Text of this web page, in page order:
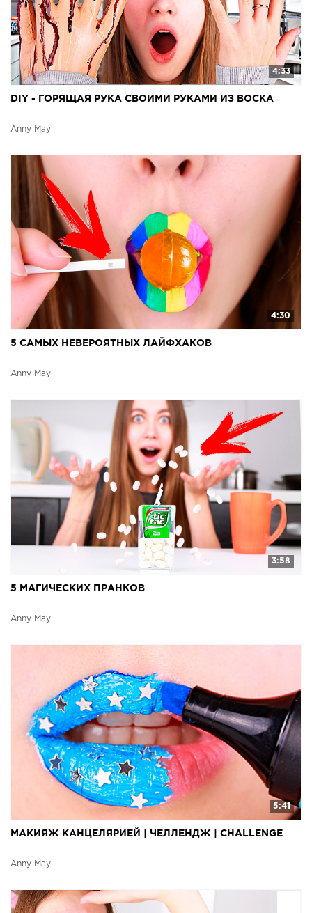
4:33
DIY - ГОРЯЩАЯ РУКА СВОИМИ РУКАМИ ИЗ ВОСКА
Anny May
4:30
5 САМЫХ НЕВЕРОЯТНЫХ ЛАЙФХАКОВ
Anny May
3:58
5 МАГИЧЕСКИХ ПРАНКОВ
Anny May
5:41
МАКИЯЖ КАНЦЕЛЯРИЕЙ | ЧЕЛЛЕНДЖ | CHALLENGE
Anny May